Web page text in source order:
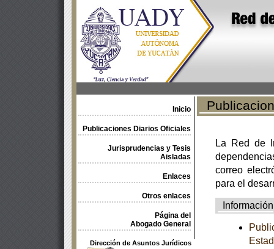
Inicio
Publicaciones Diarios Oficiales
Jurisprudencias y Tesis
Aisladas
Enlaces
Otros enlaces
Página del
Abogado General
Dirección de Asuntos Jurídicos
La Red de
correo
para el
Información